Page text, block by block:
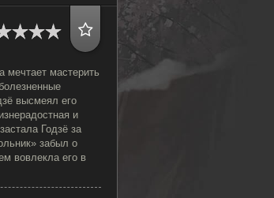
мечтает мастерить
высмеял его
и
Годзё за
забыл о
вовлекла его в